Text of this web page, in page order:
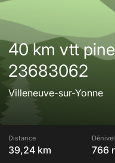
40 km vtt
23683062
Villeneuve-sur-Yonne
Distance
39,24 km 766